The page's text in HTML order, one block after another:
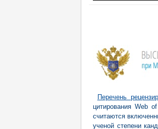
Перечень
цитирования Web
считаются
ученой степени